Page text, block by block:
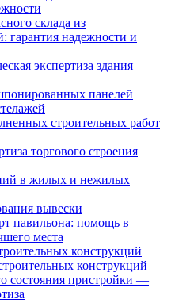
склада из
гарантия надежности и
экспертиза здания
панелей
строительных работ
торгового строения
в жилых и нежилых
вывески
павильона: помощь в
места
конструкций
конструкций
состояния пристройки —